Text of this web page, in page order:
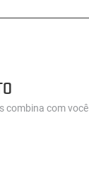
combina com você